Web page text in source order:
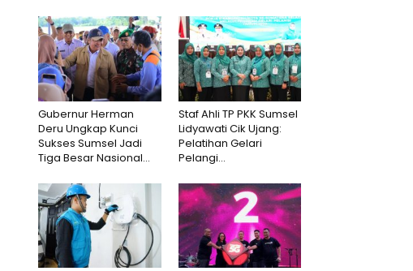
Gubernur Herman
Deru Ungkap Kunci
Sukses Sumsel Jadi
Tiga Besar Nasional...
Staf Ahli TP PKK Sumsel
Lidyawati Cik Ujang:
Pelatihan Gelari
Pelangi...